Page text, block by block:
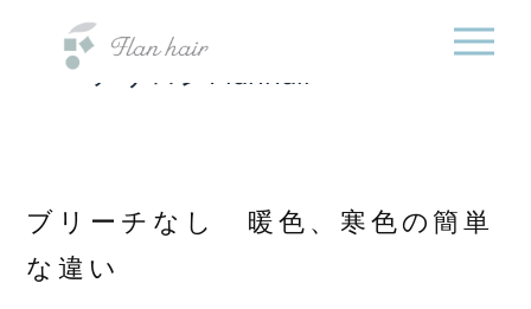
院・半個室オーガニック
ヘアサロンFlanhair
ブリーチなし 暖色、寒色の簡単
な違い